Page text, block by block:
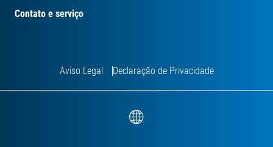
Contato e serviço
Aviso Legal Declaração de Privacidade